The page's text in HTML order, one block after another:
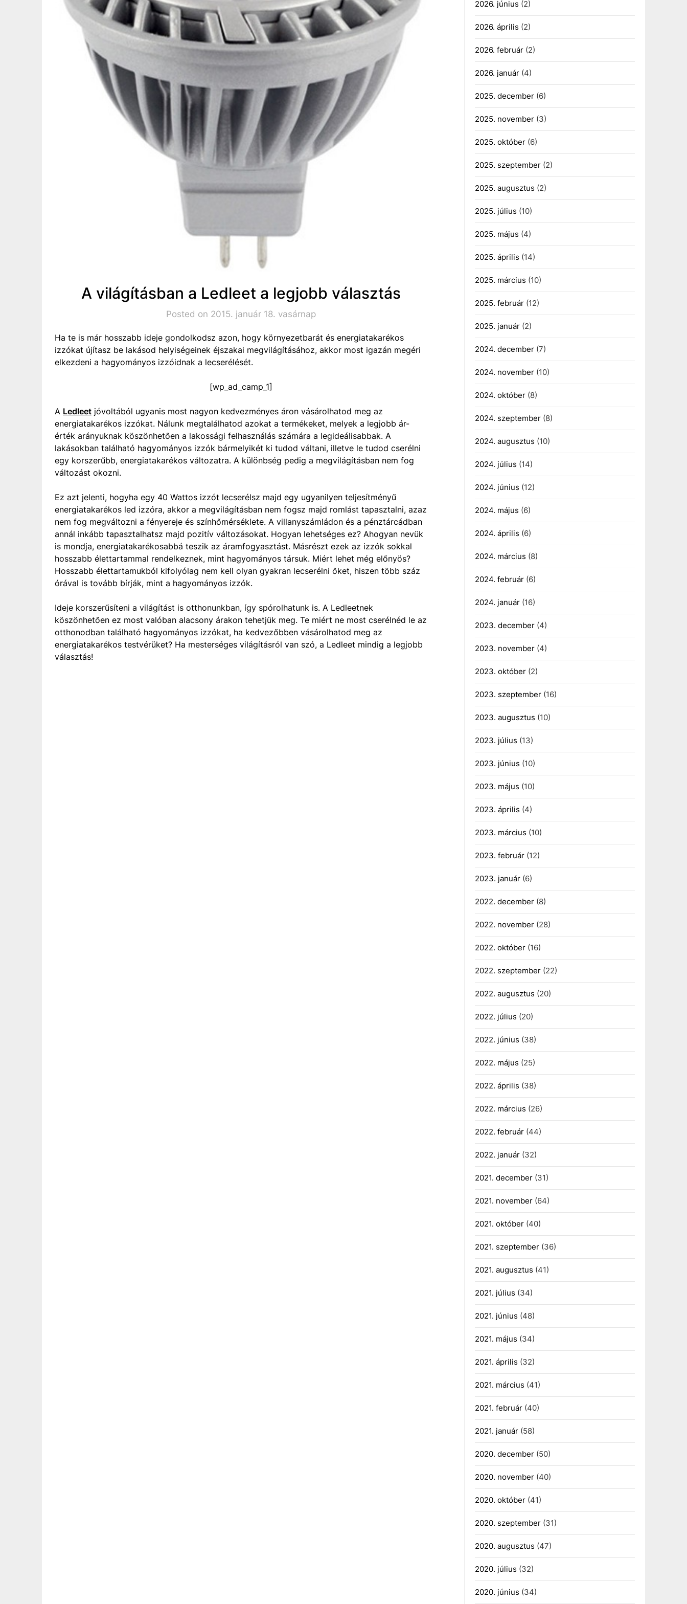
A világításban a Ledleet a legjobb választás
Posted on 2015. január 18. vasárnap
Ha te is már hosszabb ideje gondolkodsz azon, hogy környezetbarát és energiatakarékos
izzókat újítasz be lakásod helyiségeinek éjszakai megvilágításához, akkor most igazán megéri
elkezdeni a hagyományos izzóidnak a lecserélését.
[wp_ad_camp_1]
A Ledleet jóvoltából ugyanis most nagyon kedvezményes áron vásárolhatod meg az
energiatakarékos izzókat. Nálunk megtalálhatod azokat a termékeket, melyek a legjobb ár-
érték arányuknak köszönhetően a lakossági felhasználás számára a legideálisabbak. A
lakásokban található hagyományos izzók bármelyikét ki tudod váltani, illetve le tudod cserélni
egy korszerűbb, energiatakarékos változatra. A különbség pedig a megvilágításban nem fog
változást okozni.
Ez azt jelenti, hogyha egy 40 Wattos izzót lecserélsz majd egy ugyanilyen teljesítményű
energiatakarékos led izzóra, akkor a megvilágításban nem fogsz majd romlást tapasztalni, azaz
nem fog megváltozni a fényereje és színhőmérséklete. A villanyszámládon és a pénztárcádban
annál inkább tapasztalhatsz majd pozitív változásokat. Hogyan lehetséges ez? Ahogyan nevük
is mondja, energiatakarékosabbá teszik az áramfogyasztást. Másrészt ezek az izzók sokkal
hosszabb élettartammal rendelkeznek, mint hagyományos társuk. Miért lehet még előnyös?
Hosszabb élettartamukból kifolyólag nem kell olyan gyakran lecserélni őket, hiszen több száz
órával is tovább bírják, mint a hagyományos izzók.
Ideje korszerűsíteni a világítást is otthonunkban, így spórolhatunk is. A Ledleetnek
köszönhetően ez most valóban alacsony árakon tehetjük meg. Te miért ne most cserélnéd le az
otthonodban található hagyományos izzókat, ha kedvezőbben vásárolhatod meg az
energiatakarékos testvérüket? Ha mesterséges világításról van szó, a Ledleet mindig a legjobb
választás!
2026. június (2)
2026. április (2)
2026. február(2)
2026. január(4)
2025. december(6)
2025. november(3)
2025. október(6)
2025. szeptember(2)
2025. augusztus (2)
2025. július (10)
2025. május (4)
2025. április (14)
2025. március (10)
2025. február(12)
2025. január(2)
2024. december(7)
2024. november(10)
2024. október(8)
2024. szeptember(8)
2024. augusztus (10)
2024. július (14)
2024. június (12)
2024. május (6)
2024. április (6)
2024. március (8)
2024. február(6)
2024. január(16)
2023. december(4)
2023. november(4)
2023. október(2)
2023. szeptember(16)
2023. augusztus (10)
2023. július (13)
2023. június (10)
2023. május (10)
2023. április (4)
2023. március (10)
2023. február(12)
2023. január(6)
2022. december(8)
2022. november(28)
2022. október(16)
2022. szeptember(22)
2022. augusztus (20)
2022. július (20)
2022. június (38)
2022. május (25)
2022. április (38)
2022. március (26)
2022. február(44)
2022. január(32)
2021. december(31)
2021. november(64)
2021. október(40)
2021. szeptember(36)
2021. augusztus (41)
2021. július (34)
2021. június (48)
2021. május (34)
2021. április (32)
2021. március (41)
2021. február(40)
2021. január(58)
2020. december(50)
2020. november(40)
2020. október(41)
2020. szeptember(31)
2020. augusztus (47)
2020. július (32)
2020. június (34)